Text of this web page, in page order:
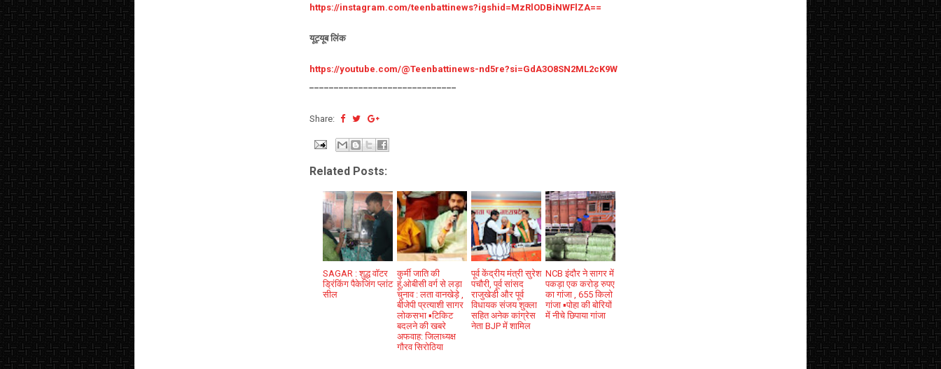
https://instagram.com/teenbattinews?igshid=MzRlODBiNWFlZA==
यूट्यूब लिंक
https://youtube.com/@Teenbattinews-nd5re?si=GdA3O8SN2ML2cK9W
Share:
Related Posts:
SAGAR : शुद्ध वॉटर
ड्रिंकिंग पैकेजिंग प्लांट
सील
कुर्मी जाति की
हूं,ओबीसी वर्ग से लड़ा
चुनाव : लता वानखेड़े ,
बीजेपी प्रत्याशी सागर
लोकसभा ▪️टिकिट
बदलने की खबरे
अफवाह: जिलाध्यक्ष
गौरव सिरोठिया
पूर्व केंद्रीय मंत्री सुरेश
पचौरी, पूर्व सांसद
राजुखेडी और पूर्व
विधायक संजय शुक्ला
सहित अनेक कांग्रेस
नेता BJP में शामिल
NCB इंदौर ने सागर में
पकड़ा एक करोड़ रुपए
का गांजा , 655 किलो
गांजा ▪️पोहा की बोरियों
में नीचे छिपाया गांजा